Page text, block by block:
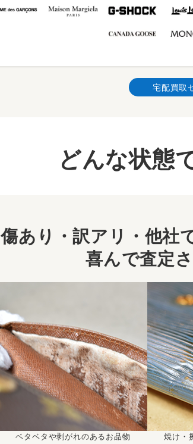
宅配買取
どんな状態
傷あり・訳アリ・他社
喜んで査定
ベタベタや剥がれのあるお品物 焼け・